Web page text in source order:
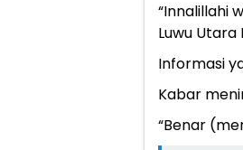
“Innalillahi
Luwu
Informasi
Kabar
“Benar